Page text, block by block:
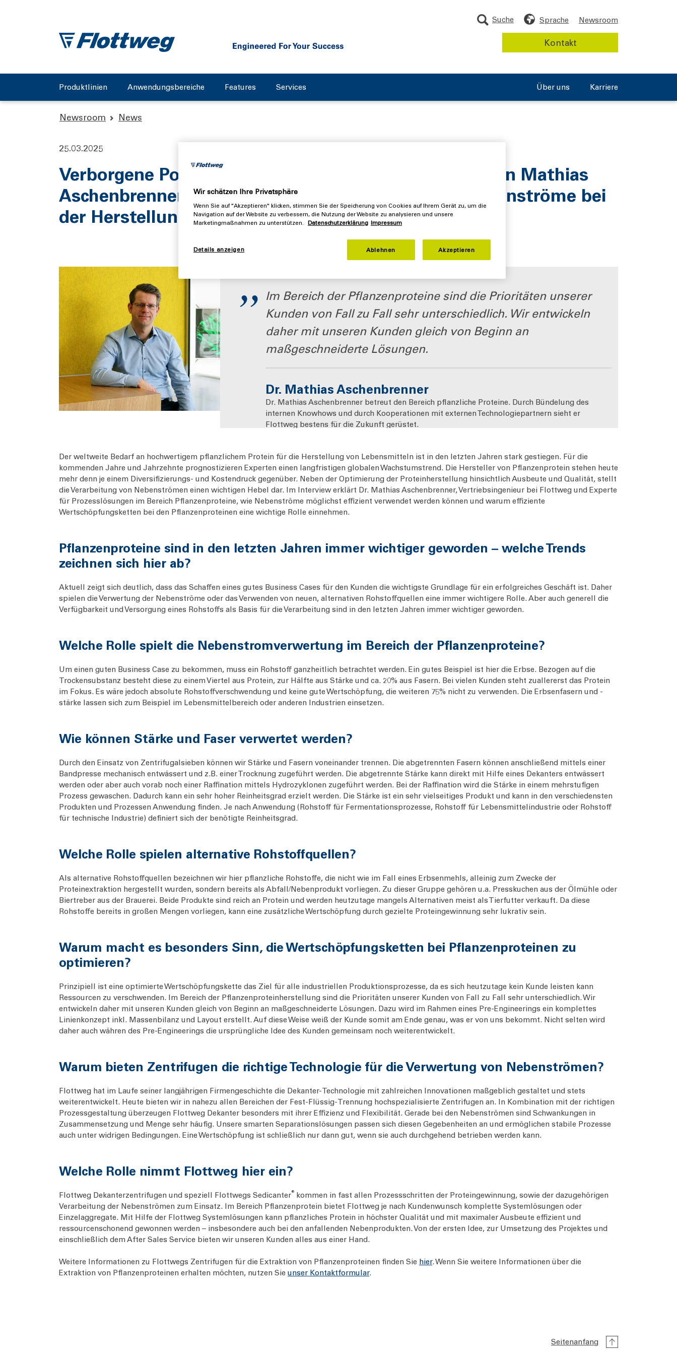
Produktlinien Anwendungsbereiche Features Services Karriere
Über uns
Sprache Newsroom
Suche
Kontakt
Newsroom News
25.03.2025
Verborgene Potentiale: Interview mit Vertriebsexperten Mathias
Aschenbrenner über Wertschöpfungsketten und Nebenströme bei
der Herstellung von Pflanzenproteinen
Im Bereich der Pflanzenproteine sind die Prioritäten unserer
Kunden von Fall zu Fall sehr unterschiedlich. Wir entwickeln
daher mit unseren Kunden gleich von Beginn an
maßgeschneiderte Lösungen.
Dr. Mathias Aschenbrenner
Dr. Mathias Aschenbrenner betreut den Bereich pflanzliche Proteine. Durch Bündelung des
internen Knowhows und durch Kooperationen mit externen Technologiepartnern sieht er
Flottweg bestens für die Zukunft gerüstet.
Der weltweite Bedarf an hochwertigem pflanzlichem Protein für die Herstellung von Lebensmitteln ist in den letzten Jahren stark gestiegen. Für die
kommenden Jahre und Jahrzehnte prognostizieren Experten einen langfristigen globalen Wachstumstrend. Die Hersteller von Pflanzenprotein stehen heute
mehr denn je einem Diversifizierungs- und Kostendruck gegenüber. Neben der Optimierung der Proteinherstellung hinsichtlich Ausbeute und Qualität, stellt
die Verarbeitung von Nebenströmen einen wichtigen Hebel dar. Im Interview erklärt Dr. Mathias Aschenbrenner, Vertriebsingenieur bei Flottweg und Experte
für Prozesslösungen im Bereich Pflanzenproteine, wie Nebenströme möglichst effizient verwendet werden können und warum effiziente
Wertschöpfungsketten bei den Pflanzenproteinen eine wichtige Rolle einnehmen.
Pflanzenproteine sind in den letzten Jahren immer wichtiger geworden – welche Trends
zeichnen sich hier ab?
Aktuell zeigt sich deutlich, dass das Schaffen eines gutes Business Cases für den Kunden die wichtigste Grundlage für ein erfolgreiches Geschäft ist. Daher
spielen die Verwertung der Nebenströme oder das Verwenden von neuen, alternativen Rohstoffquellen eine immer wichtigere Rolle. Aber auch generell die
Verfügbarkeit und Versorgung eines Rohstoffs als Basis für die Verarbeitung sind in den letzten Jahren immer wichtiger geworden.
Welche Rolle spielt die Nebenstromverwertung im Bereich der Pflanzenproteine?
Um einen guten Business Case zu bekommen, muss ein Rohstoff ganzheitlich betrachtet werden. Ein gutes Beispiel ist hier die Erbse. Bezogen auf die
Trockensubstanz besteht diese zu einem Viertel aus Protein, zur Hälfte aus Stärke und ca. 20% aus Fasern. Bei vielen Kunden steht zuallererst das Protein
im Fokus. Es wäre jedoch absolute Rohstoffverschwendung und keine gute Wertschöpfung, die weiteren 75% nicht zu verwenden. Die Erbsenfasern und -
stärke lassen sich zum Beispiel im Lebensmittelbereich oder anderen Industrien einsetzen.
Wie können Stärke und Faser verwertet werden?
Durch den Einsatz von Zentrifugalsieben können wir Stärke und Fasern voneinander trennen. Die abgetrennten Fasern können anschließend mittels einer
Bandpresse mechanisch entwässert und z.B. einer Trocknung zugeführt werden. Die abgetrennte Stärke kann direkt mit Hilfe eines Dekanters entwässert
werden oder aber auch vorab noch einer Raffination mittels Hydrozyklonen zugeführt werden. Bei der Raffination wird die Stärke in einem mehrstufigen
Prozess gewaschen. Dadurch kann ein sehr hoher Reinheitsgrad erzielt werden. Die Stärke ist ein sehr vielseitiges Produkt und kann in den verschiedensten
Produkten und Prozessen Anwendung finden. Je nach Anwendung (Rohstoff für Fermentationsprozesse, Rohstoff für Lebensmittelindustrie oder Rohstoff
für technische Industrie) definiert sich der benötigte Reinheitsgrad.
Welche Rolle spielen alternative Rohstoffquellen?
Als alternative Rohstoffquellen bezeichnen wir hier pflanzliche Rohstoffe, die nicht wie im Fall eines Erbsenmehls, alleinig zum Zwecke der
Proteinextraktion hergestellt wurden, sondern bereits als Abfall/Nebenprodukt vorliegen. Zu dieser Gruppe gehören u.a. Presskuchen aus der Ölmühle oder
Biertreber aus der Brauerei. Beide Produkte sind reich an Protein und werden heutzutage mangels Alternativen meist als Tierfutter verkauft. Da diese
Rohstoffe bereits in großen Mengen vorliegen, kann eine zusätzliche Wertschöpfung durch gezielte Proteingewinnung sehr lukrativ sein.
Warum macht es besonders Sinn, die Wertschöpfungsketten bei Pflanzenproteinen zu
optimieren?
Prinzipiell ist eine optimierte Wertschöpfungskette das Ziel für alle industriellen Produktionsprozesse, da es sich heutzutage kein Kunde leisten kann
Ressourcen zu verschwenden. Im Bereich der Pflanzenproteinherstellung sind die Prioritäten unserer Kunden von Fall zu Fall sehr unterschiedlich. Wir
entwickeln daher mit unseren Kunden gleich von Beginn an maßgeschneiderte Lösungen. Dazu wird im Rahmen eines Pre-Engineerings ein komplettes
Linienkonzept inkl. Massenbilanz und Layout erstellt. Auf diese Weise weiß der Kunde somit am Ende genau, was er von uns bekommt. Nicht selten wird
daher auch währen des Pre-Engineerings die ursprüngliche Idee des Kunden gemeinsam noch weiterentwickelt.
Warum bieten Zentrifugen die richtige Technologie für die Verwertung von Nebenströmen?
Flottweg hat im Laufe seiner langjährigen Firmengeschichte die Dekanter-Technologie mit zahlreichen Innovationen maßgeblich gestaltet und stets
weiterentwickelt. Heute bieten wir in nahezu allen Bereichen der Fest-Flüssig-Trennung hochspezialisierte Zentrifugen an. In Kombination mit der richtigen
Prozessgestaltung überzeugen Flottweg Dekanter besonders mit ihrer Effizienz und Flexibilität. Gerade bei den Nebenströmen sind Schwankungen in
Zusammensetzung und Menge sehr häufig. Unsere smarten Separationslösungen passen sich diesen Gegebenheiten an und ermöglichen stabile Prozesse
auch unter widrigen Bedingungen. Eine Wertschöpfung ist schließlich nur dann gut, wenn sie auch durchgehend betrieben werden kann.
Welche Rolle nimmt Flottweg hier ein?
Flottweg Dekanterzentrifugen und speziell Flottwegs Sedicanter® kommen in fast allen Prozessschritten der Proteingewinnung, sowie der dazugehörigen
Verarbeitung der Nebenströmen zum Einsatz. Im Bereich Pflanzenprotein bietet Flottweg je nach Kundenwunsch komplette Systemlösungen oder
Einzelaggregate. Mit Hilfe der Flottweg Systemlösungen kann pflanzliches Protein in höchster Qualität und mit maximaler Ausbeute effizient und
ressourcenschonend gewonnen werden – insbesondere auch bei den anfallenden Nebenprodukten. Von der ersten Idee, zur Umsetzung des Projektes und
einschließlich dem After Sales Service bieten wir unseren Kunden alles aus einer Hand.
Weitere Informationen zu Flottwegs Zentrifugen für die Extraktion von Pflanzenproteinen finden Sie hier. Wenn Sie weitere Informationen über die
Extraktion von Pflanzenproteinen erhalten möchten, nutzen Sie unser Kontaktformular.
Seitenanfang
Wir schätzen Ihre Privatsphäre
Wenn Sie auf "Akzeptieren" klicken, stimmen Sie der Speicherung von Cookies auf Ihrem Gerät zu, um die
Navigation auf der Website zu verbessern, die Nutzung der Website zu analysieren und unsere
Marketingmaßnahmen zu unterstützen. Datenschutzerklärung Impressum
Details anzeigen Ablehnen Akzeptieren